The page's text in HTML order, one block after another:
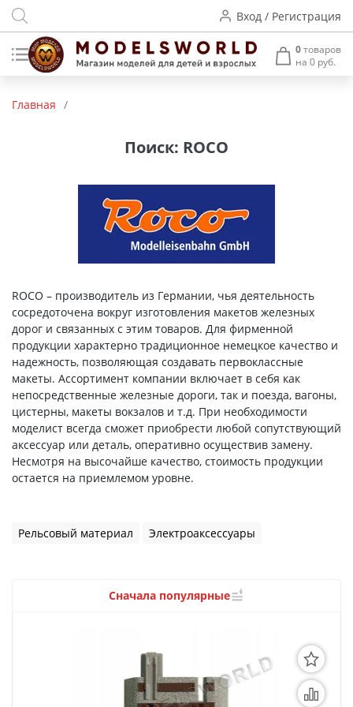
Вход / Регистрация
0товаров
на 0 руб.
Аккумуляторы и зарядные
устройства
Пластиковые модели
Архитектурные макеты
3D Модели
Модели из бумаги
Аэрографы и компрессоры
Инструмент для моделиста
Литература для моделиста
Специальные товары
Товары для школы
Модульное рабочее место
Главная /
Поиск: ROCO
ROCO – производитель из Германии, чья деятельность
сосредоточена вокруг изготовления макетов железных
дорог и связанных с этим товаров. Для фирменной
продукции характерно традиционное немецкое качество и
надежность, позволяющая создавать первоклассные
макеты. Ассортимент компании включает в себя как
непосредственные железные дороги, так и поезда, вагоны,
цистерны, макеты вокзалов и т.д. При необходимости
моделист всегда сможет приобрести любой сопутствующий
аксессуар или деталь, оперативно осуществив замену.
Несмотря на высочайше качество, стоимость продукции
остается на приемлемом уровне.
Рельсовый материал Электроаксессуары
Сначала популярные